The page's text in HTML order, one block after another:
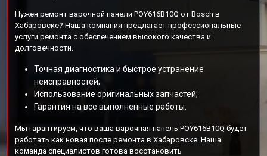
Нужен ремонт варочной панели POY616B10Q от Bosch в
Хабаровске? Наша компания предлагает профессиональные
услуги ремонта с обеспечением высокого качества и
долговечности.
Точная диагностика и быстрое устранение
неисправностей;
Использование оригинальных запчастей;
Гарантия на все выполненные работы.
Мы гарантируем, что ваша варочная панель POY616B10Q будет
работать как новая после ремонта в Хабаровске. Наша
команда специалистов готова восстановить